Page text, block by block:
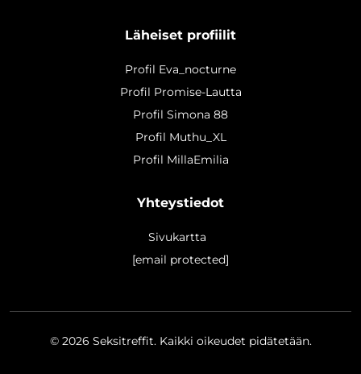
Läheiset profiilit
Profil Eva_nocturne
Profil Promise-Lautta
Profil Simona 88
Profil Muthu_XL
Profil MillaEmilia
Yhteystiedot
Sivukartta
[email protected]
© 2026 Seksitreffit. Kaikki oikeudet pidätetään.